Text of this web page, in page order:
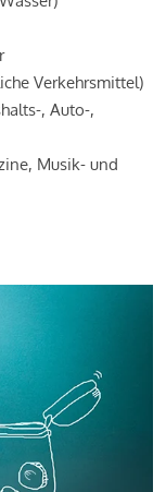
Verkehrsmittel)
, Auto-,
Musik- und